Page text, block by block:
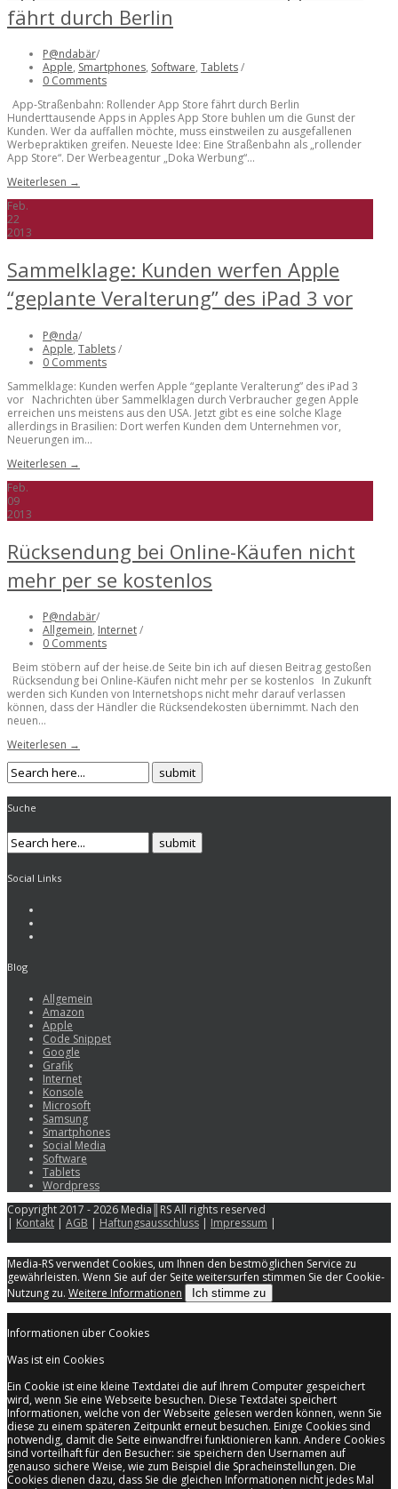
fährt durch Berlin
P@ndabär/
Apple, Smartphones, Software, Tablets/
0 Comments
App-Straßenbahn: Rollender App Store fährt durch Berlin
Hunderttausende Apps in Apples App Store buhlen um die Gunst der
Kunden. Wer da auffallen möchte, muss einstweilen zu ausgefallenen
Werbepraktiken greifen. Neueste Idee: Eine Straßenbahn als „rollender
App Store“. Der Werbeagentur „Doka Werbung“...
Weiterlesen →
Feb.
22
2013
Sammelklage: Kunden werfen Apple
“geplante Veralterung” des iPad 3 vor
P@nda/
Apple, Tablets/
0 Comments
Sammelklage: Kunden werfen Apple “geplante Veralterung” des iPad 3
vor Nachrichten über Sammelklagen durch Verbraucher gegen Apple
erreichen uns meistens aus den USA. Jetzt gibt es eine solche Klage
allerdings in Brasilien: Dort werfen Kunden dem Unternehmen vor,
Neuerungen im...
Weiterlesen →
Feb.
09
2013
Rücksendung bei Online-Käufen nicht
mehr per se kostenlos
P@ndabär/
Allgemein, Internet/
0 Comments
Beim stöbern auf der heise.de Seite bin ich auf diesen Beitrag gestoßen
Rücksendung bei Online-Käufen nicht mehr per se kostenlos In Zukunft
werden sich Kunden von Internetshops nicht mehr darauf verlassen
können, dass der Händler die Rücksendekosten übernimmt. Nach den
neuen...
Weiterlesen →
Suche
Social Links
Blog
Allgemein
Amazon
Apple
Code Snippet
Google
Grafik
Internet
Konsole
Microsoft
Samsung
Smartphones
Social Media
Software
Tablets
Wordpress
Copyright 2017 - 2026 Media║RS All rights reserved
| Kontakt | AGB | Haftungsausschluss | Impressum |
Media-RS verwendet Cookies, um Ihnen den bestmöglichen Service zu
gewährleisten. Wenn Sie auf der Seite weitersurfen stimmen Sie der Cookie-
Nutzung zu. Weitere Informationen Ich stimme zu
Informationen über Cookies
Was ist ein Cookies
Ein Cookie ist eine kleine Textdatei die auf Ihrem Computer gespeichert
wird, wenn Sie eine Webseite besuchen. Diese Textdatei speichert
Informationen, welche von der Webseite gelesen werden können, wenn Sie
diese zu einem späteren Zeitpunkt erneut besuchen. Einige Cookies sind
notwendig, damit die Seite einwandfrei funktionieren kann. Andere Cookies
sind vorteilhaft für den Besucher: sie speichern den Usernamen auf
genauso sichere Weise, wie zum Beispiel die Spracheinstellungen. Die
Cookies dienen dazu, dass Sie die gleichen Informationen nicht jedes Mal